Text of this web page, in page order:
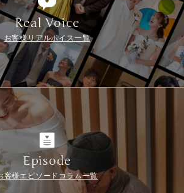
Real Voice
お客様リアルボイス一覧
Episode
客様エピソードコラム一覧